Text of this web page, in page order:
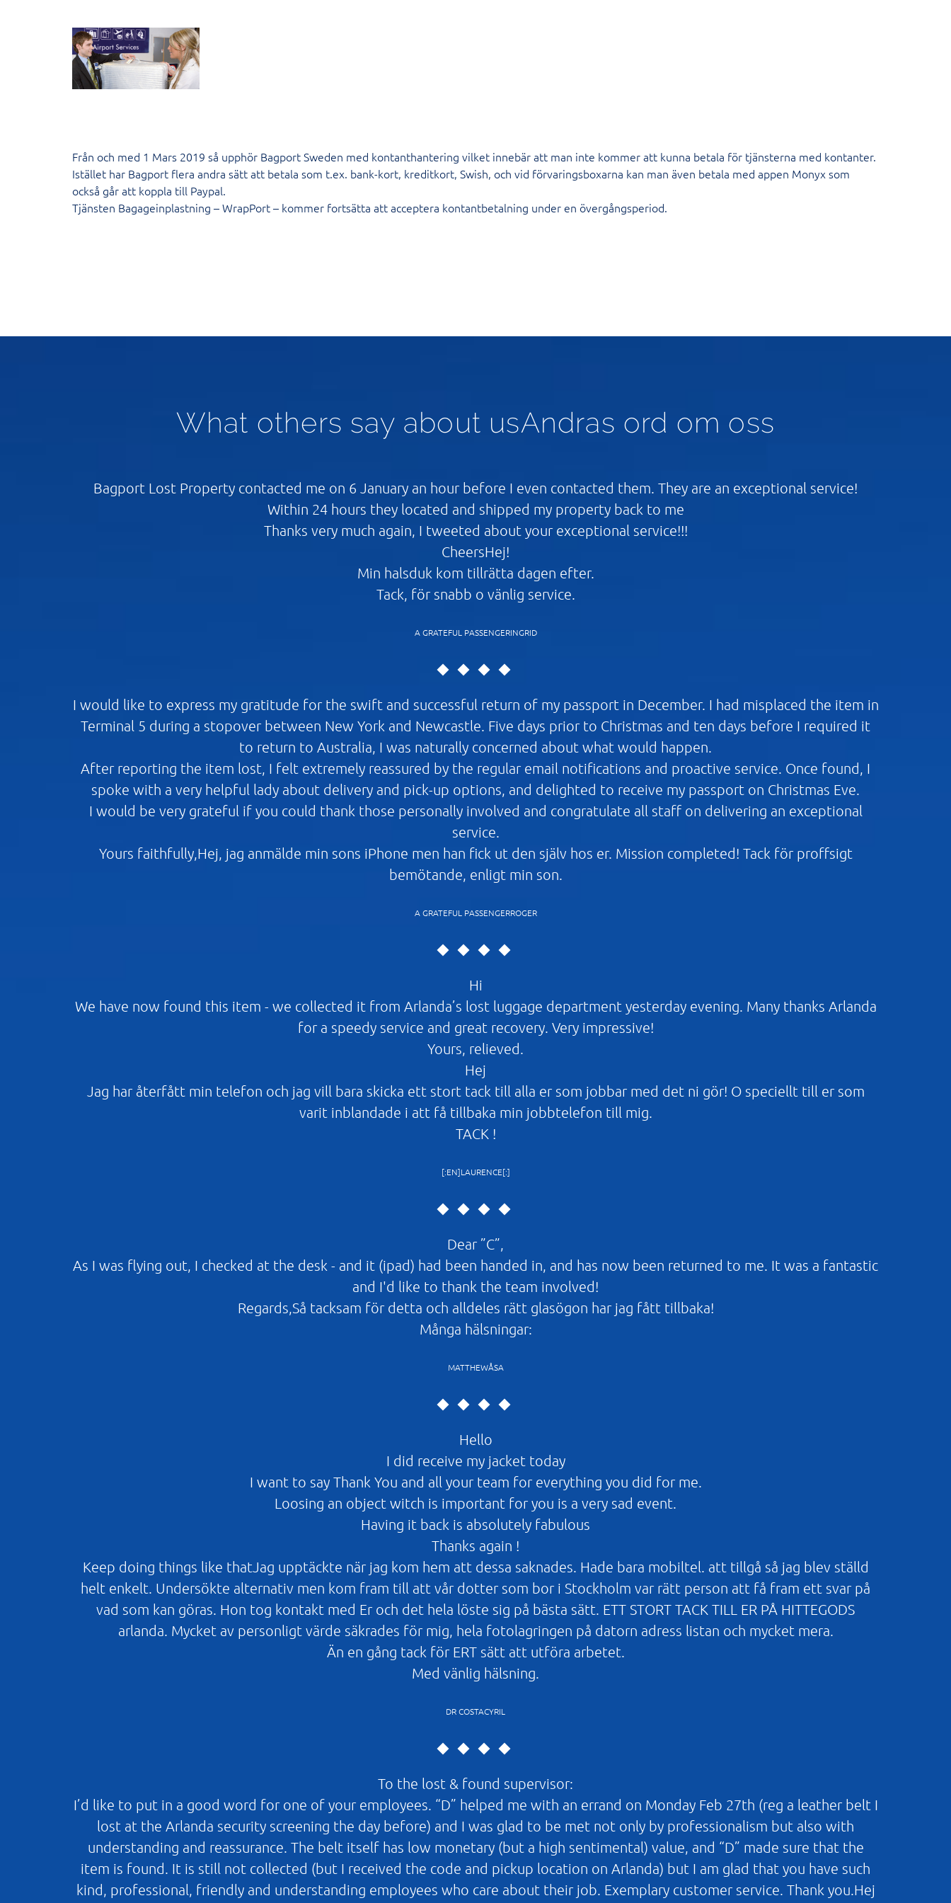
Från och med 1 Mars 2019 så upphör Bagport Sweden med kontanthantering vilket innebär att man inte kommer att kunna betala för tjänsterna med kontanter.
Istället har Bagport flera andra sätt att betala som t.ex. bank-kort, kreditkort, Swish, och vid förvaringsboxarna kan man även betala med appen Monyx som
också går att koppla till Paypal.
Tjänsten Bagageinplastning – WrapPort – kommer fortsätta att acceptera kontantbetalning under en övergångsperiod.
What others say about usAndras ord om oss
Bagport Lost Property contacted me on 6 January an hour before I even contacted them. They are an exceptional service!
Within 24 hours they located and shipped my property back to me
Thanks very much again, I tweeted about your exceptional service!!!
CheersHej!
Min halsduk kom tillrätta dagen efter.
Tack, för snabb o vänlig service.
A GRATEFUL PASSENGERINGRID
I would like to express my gratitude for the swift and successful return of my passport in December. I had misplaced the item in
Terminal 5 during a stopover between New York and Newcastle. Five days prior to Christmas and ten days before I required it
to return to Australia, I was naturally concerned about what would happen.
After reporting the item lost, I felt extremely reassured by the regular email notifications and proactive service. Once found, I
spoke with a very helpful lady about delivery and pick-up options, and delighted to receive my passport on Christmas Eve.
I would be very grateful if you could thank those personally involved and congratulate all staff on delivering an exceptional
service.
Yours faithfully,Hej, jag anmälde min sons iPhone men han fick ut den själv hos er. Mission completed! Tack för proffsigt
bemötande, enligt min son.
A GRATEFUL PASSENGERROGER
Hi
We have now found this item - we collected it from Arlanda’s lost luggage department yesterday evening. Many thanks Arlanda
for a speedy service and great recovery. Very impressive!
Yours, relieved.
Hej
Jag har återfått min telefon och jag vill bara skicka ett stort tack till alla er som jobbar med det ni gör! O speciellt till er som
varit inblandade i att få tillbaka min jobbtelefon till mig.
TACK !
[:EN]LAURENCE[:]
Dear ”C”,
As I was flying out, I checked at the desk - and it (ipad) had been handed in, and has now been returned to me. It was a fantastic
and I'd like to thank the team involved!
Regards,Så tacksam för detta och alldeles rätt glasögon har jag fått tillbaka!
Många hälsningar:
MATTHEWÅSA
Hello
I did receive my jacket today
I want to say Thank You and all your team for everything you did for me.
Loosing an object witch is important for you is a very sad event.
Having it back is absolutely fabulous
Thanks again !
Keep doing things like thatJag upptäckte när jag kom hem att dessa saknades. Hade bara mobiltel. att tillgå så jag blev ställd
helt enkelt. Undersökte alternativ men kom fram till att vår dotter som bor i Stockholm var rätt person att få fram ett svar på
vad som kan göras. Hon tog kontakt med Er och det hela löste sig på bästa sätt. ETT STORT TACK TILL ER PÅ HITTEGODS
arlanda. Mycket av personligt värde säkrades för mig, hela fotolagringen på datorn adress listan och mycket mera.
Än en gång tack för ERT sätt att utföra arbetet.
Med vänlig hälsning.
DR COSTACYRIL
To the lost & found supervisor:
I’d like to put in a good word for one of your employees. “D” helped me with an errand on Monday Feb 27th (reg a leather belt I
lost at the Arlanda security screening the day before) and I was glad to be met not only by professionalism but also with
understanding and reassurance. The belt itself has low monetary (but a high sentimental) value, and “D” made sure that the
item is found. It is still not collected (but I received the code and pickup location on Arlanda) but I am glad that you have such
kind, professional, friendly and understanding employees who care about their job. Exemplary customer service. Thank you.Hej